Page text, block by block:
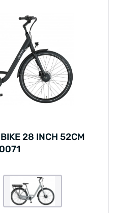
28 INCH 52CM